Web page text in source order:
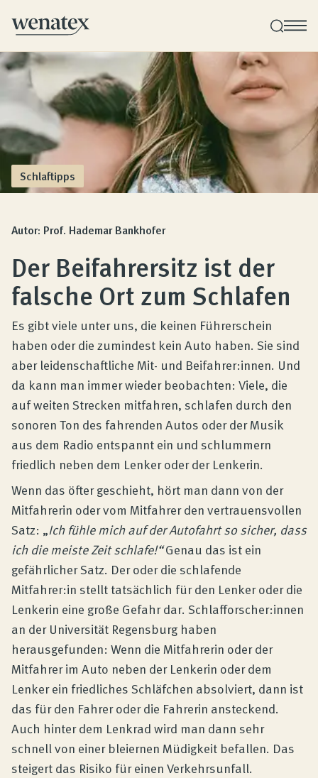
Wenatex Schlafberatung
Produktberatung zu Hause oder online!
Produkte
Qualität und Garantie
Kundenbewertungen
Produktberatung
Unternehmen
Kontakt
Magazin
Schlaftipps
Autor: Prof. Hademar Bankhofer
Der Beifahrersitz ist der
falsche Ort zum Schlafen
Es gibt viele unter uns, die keinen Führerschein
haben oder die zumindest kein Auto haben. Sie sind
aber leidenschaftliche Mit- und Beifahrer:innen. Und
da kann man immer wieder beobachten: Viele, die
auf weiten Strecken mitfahren, schlafen durch den
sonoren Ton des fahrenden Autos oder der Musik
aus dem Radio entspannt ein und schlummern
friedlich neben dem Lenker oder der Lenkerin.
Wenn das öfter geschieht, hört man dann von der
Mitfahrerin oder vom Mitfahrer den vertrauensvollen
Satz: „Ich fühle mich auf der Autofahrt so sicher, dass
ich die meiste Zeit schlafe!“Genau das ist ein
gefährlicher Satz. Der oder die schlafende
Mitfahrer:in stellt tatsächlich für den Lenker oder die
Lenkerin eine große Gefahr dar. Schlafforscher:innen
an der Universität Regensburg haben
herausgefunden: Wenn die Mitfahrerin oder der
Mitfahrer im Auto neben der Lenkerin oder dem
Lenker ein friedliches Schläfchen absolviert, dann ist
das für den Fahrer oder die Fahrerin ansteckend.
Auch hinter dem Lenkrad wird man dann sehr
schnell von einer bleiernen Müdigkeit befallen. Das
steigert das Risiko für einen Verkehrsunfall.